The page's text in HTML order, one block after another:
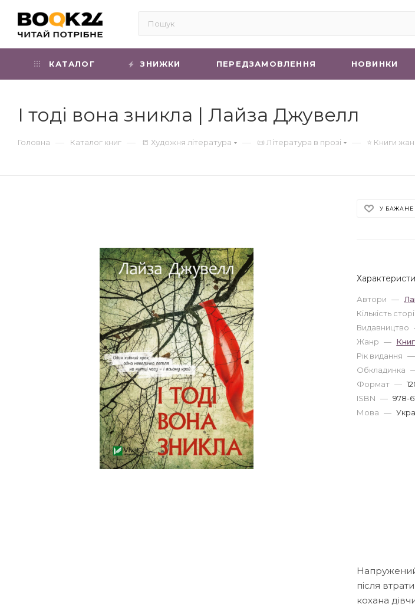
КАТАЛОГ ЗНИЖКИ ПЕРЕДЗАМОВЛЕННЯ НОВИНКИ
І тоді вона зникла | Лайза Джувелл
Головна — Каталог книг — 📒 Художня література — 📜 Література в прозі — ⭐ Книги
У БАЖАНЕ
Автори —
Кількість
Видавництво
Жанр —
Рік видання —
Обкладинка
Формат —
ISBN — 978-
Мова —
після
кохана